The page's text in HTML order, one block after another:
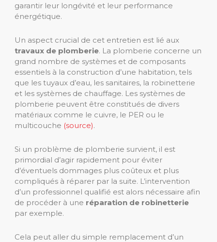
garantir leur longévité et leur performance
énergétique.
Un aspect crucial de cet entretien est lié aux
travaux de plomberie. La plomberie concerne un
grand nombre de systèmes et de composants
essentiels à la construction d’une habitation, tels
que les tuyaux d’eau, les sanitaires, la robinetterie
et les systèmes de chauffage. Les systèmes de
plomberie peuvent être constitués de divers
matériaux comme le cuivre, le PER ou le
multicouche (source).
Si un problème de plomberie survient, il est
primordial d’agir rapidement pour éviter
d’éventuels dommages plus coûteux et plus
compliqués à réparer par la suite. L’intervention
d’un professionnel qualifié est alors nécessaire afin
de procéder à une réparation de robinetterie
par exemple.
Cela peut aller du simple remplacement d’un